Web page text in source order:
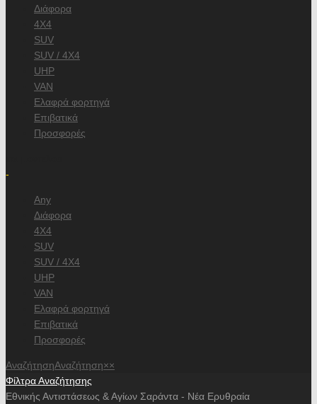
Διάφορα
4X4
SUV
SUV / 4X4
UHP
VAN
Ελαφρά φορτηγά
Επιβατικά
Προσφορές
-
Any
Διάφορα
4X4
SUV
SUV / 4X4
UHP
VAN
Ελαφρά φορτηγά
Επιβατικά
Προσφορές
ΑναζήτησηΑναζήτηση××
Φίλτρα Αναζήτησης
Εθνικής Αντιστάσεως & Αγίων Σαράντα - Νέα Ερυθραία